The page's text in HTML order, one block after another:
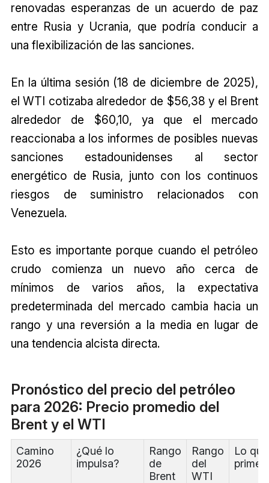
renovadas esperanzas de un acuerdo de paz
entre Rusia y Ucrania, que podría conducir a
una flexibilización de las sanciones.
En la última sesión (18 de diciembre de 2025),
el WTI cotizaba alrededor de $56,38 y el Brent
alrededor de $60,10, ya que el mercado
reaccionaba a los informes de posibles nuevas
sanciones estadounidenses al sector
energético de Rusia, junto con los continuos
riesgos de suministro relacionados con
Venezuela.
Esto es importante porque cuando el petróleo
crudo comienza un nuevo año cerca de
mínimos de varios años, la expectativa
predeterminada del mercado cambia hacia un
rango y una reversión a la media en lugar de
una tendencia alcista directa.
Pronóstico del precio del petróleo
para 2026: Precio promedio del
Brent y el WTI
Camino
2026
¿Qué lo
impulsa?
Rango
de
Brent
Rango
del
WTI
Lo